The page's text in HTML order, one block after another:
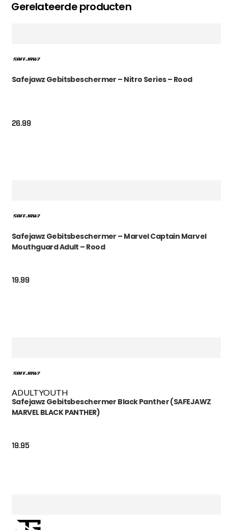
Gerelateerde producten
Safejawz Gebitsbeschermer – Nitro Series – Rood
26.99
Safejawz Gebitsbeschermer – Marvel Captain Marvel
Mouthguard Adult – Rood
19.99
ADULTYOUTH
Safejawz Gebitsbeschermer Black Panther (SAFEJAWZ
MARVEL BLACK PANTHER)
19.95